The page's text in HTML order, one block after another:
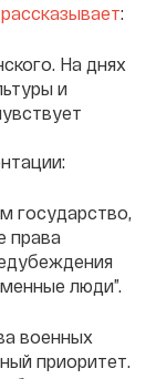
рассказывает:
На днях
и
государство,
права
люди”.
военных
приоритет.